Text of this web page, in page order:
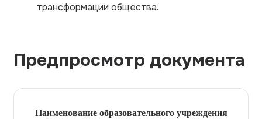
трансформации общества.
Предпросмотр документа
Наименование образовательного учреждения